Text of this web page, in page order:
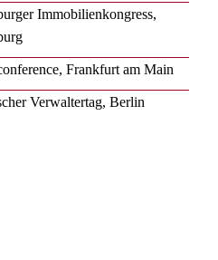
Immobilienkongress,
Frankfurt am Main
Verwaltertag, Berlin